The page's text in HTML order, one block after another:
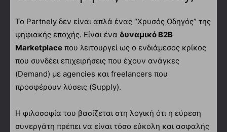
Το Partnely δεν είναι απλά ένας “Χρυσός Οδηγός” της
ψηφιακής εποχής. Είναι ένα δυναμικό B2B
Marketplace που λειτουργεί ως ο ενδιάμεσος κρίκος
που συνδέει επιχειρήσεις που έχουν ανάγκες
(Demand) με agencies και freelancers που
προσφέρουν λύσεις (Supply).
Η φιλοσοφία του βασίζεται στη λογική ότι η εύρεση
συνεργάτη πρέπει να είναι τόσο εύκολη και ασφαλής